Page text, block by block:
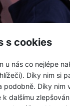
s cookies
u nás co nejlépe
Díky nim si
podobně. Díky nim
k dalšímu